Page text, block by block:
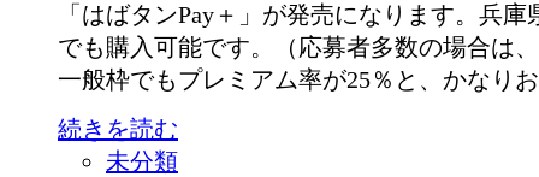
「はばタンPay＋」が発売になります。兵
でも購入可能です。（応募者多数の場合は
一般枠でもプレミアム率が25％と、かなり
続きを読む
未分類